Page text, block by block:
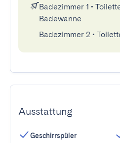
Badezimmer 1 •
Badewanne
Badezimmer 2 •
Ausstattung
Geschirrspüler